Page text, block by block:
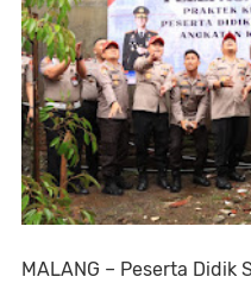
MALANG – Peserta Didik